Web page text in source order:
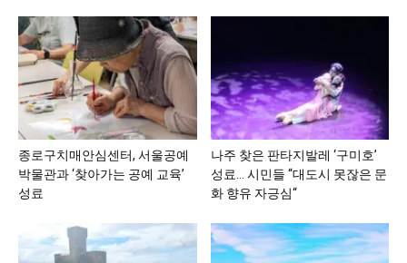
종로구치매안심센터, 서울공예
박물관과 ‘찾아가는 공예 교육’
성료
나주 찾은 판타지발레 ‘구미호’
성료… 시민들 “대도시 못잖은 문
화 향유 자긍심“